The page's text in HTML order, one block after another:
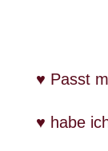
♥ Passt
♥ habe